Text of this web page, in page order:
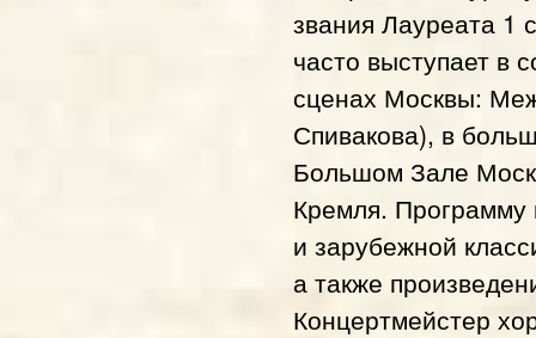
звания Лауреата 1
часто выступает в
сценах Москвы:
Спивакова), в
Большом Зале
Кремля. Программу
и зарубежной
а также
Концертмейстер